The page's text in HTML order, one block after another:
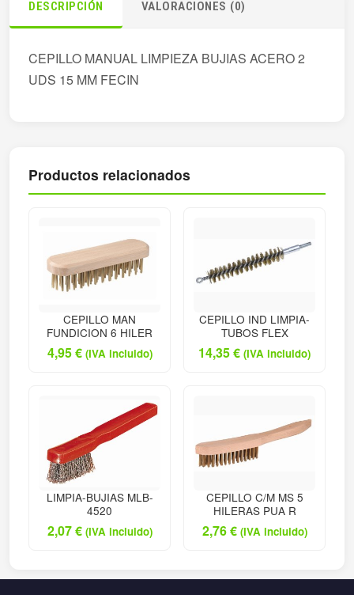
DESCRIPCIÓN VALORACIONES (0)
CEPILLO MANUAL LIMPIEZA BUJIAS ACERO 2
UDS 15 MM FECIN
Productos relacionados
CEPILLO MAN
FUNDICION 6 HILER
4,95€ (IVA incluido)
CEPILLO IND LIMPIA-
TUBOS FLEX
14,35€ (IVA incluido)
LIMPIA-BUJIAS MLB-
4520
2,07€ (IVA incluido)
CEPILLO C/M MS 5
HILERAS PUA R
2,76€ (IVA incluido)